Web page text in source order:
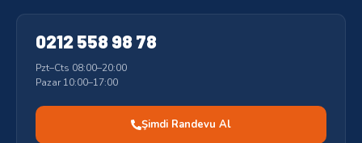
0212 558 98 78
Pzt–Cts 08:00–20:00
Pazar 10:00–17:00
Şimdi Randevu Al